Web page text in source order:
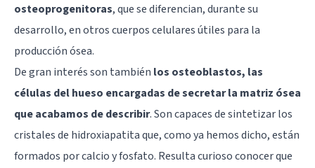
osteoprogenitoras, que se diferencian, durante su
desarrollo, en otros cuerpos celulares útiles para la
producción ósea.
De gran interés son también los osteoblastos, las
células del hueso encargadas de secretar la matriz ósea
que acabamos de describir. Son capaces de sintetizar los
cristales de hidroxiapatita que, como ya hemos dicho, están
formados por calcio y fosfato. Resulta curioso conocer que